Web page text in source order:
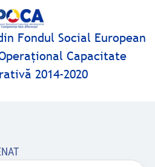
Fondul Social European
Capacitate
2014-2020